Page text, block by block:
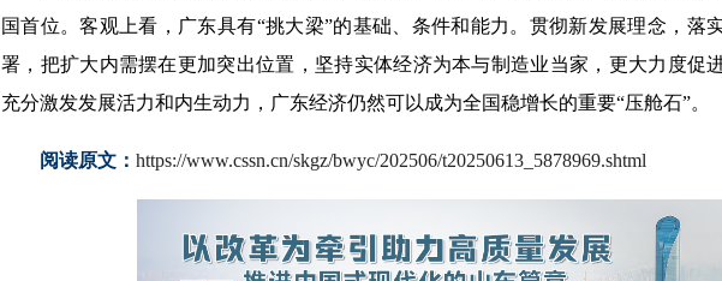
国首位。客观上看，广东具有“挑大梁”的基础、条件和能力。贯彻新发展理念，落
署，把扩大内需摆在更加突出位置，坚持实体经济为本与制造业当家，更大力度促
充分激发发展活力和内生动力，广东经济仍然可以成为全国稳增长的重要“压舱石”。
阅读原文： https://www.cssn.cn/skgz/bwyc/202506/t20250613_5878969.shtml